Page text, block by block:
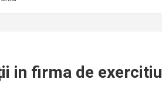
in firma de exercitiu